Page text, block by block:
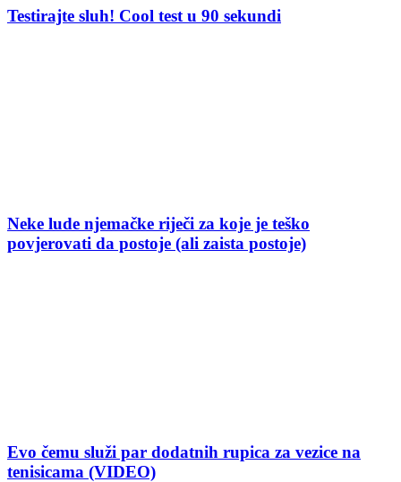
Testirajte sluh! Cool test u 90 sekundi
Neke lude njemačke riječi za koje je teško
povjerovati da postoje (ali zaista postoje)
Evo čemu služi par dodatnih rupica za vezice na
tenisicama (VIDEO)